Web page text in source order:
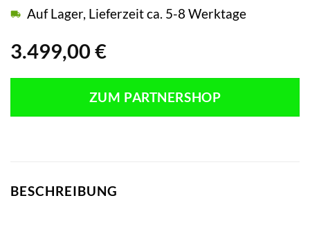
3.499,00 €
Auf Lager, Lieferzeit ca. 5-8 Werktage
ZUM PARTNERSHOP
BESCHREIBUNG